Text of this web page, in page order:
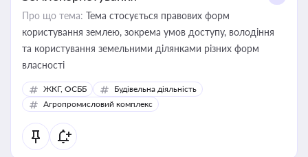
Про що тема: Тема стосується правових форм
користування землею, зокрема умов доступу, володіння
та користування земельними ділянками різних форм
власності
ЖКГ, ОСББ
Будівельна діяльність
Агропромисловий комплекс